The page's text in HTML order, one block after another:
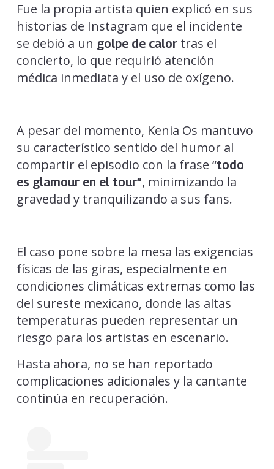
Fue la propia artista quien explicó en sus
historias de Instagram que el incidente
se debió a un golpe de calortras el
concierto, lo que requirió atención
médica inmediata y el uso de oxígeno.
A pesar del momento, Kenia Os mantuvo
su característico sentido del humor al
compartir el episodio con la frase “todo
es glamour en el tour”, minimizando la
gravedad y tranquilizando a sus fans.
El caso pone sobre la mesa las exigencias
físicas de las giras, especialmente en
condiciones climáticas extremas como las
del sureste mexicano, donde las altas
temperaturas pueden representar un
riesgo para los artistas en escenario.
Hasta ahora, no se han reportado
complicaciones adicionales y la cantante
continúa en recuperación.